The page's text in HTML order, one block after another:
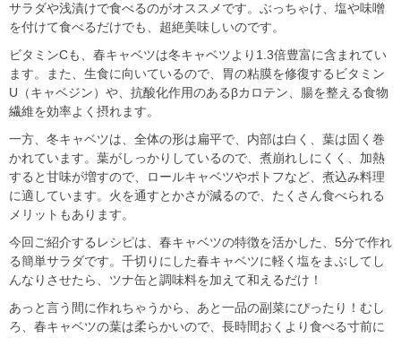
サラダや浅漬けで食べるのがオススメです。ぶっちゃけ、塩や味噌
を付けて食べるだけでも、超絶美味しいのです。
ビタミンCも、春キャベツは冬キャベツより1.3倍豊富に含まれてい
ます。また、生食に向いているので、胃の粘膜を修復するビタミン
U（キャベジン）や、抗酸化作用のあるβカロテン、腸を整える食物
繊維を効率よく摂れます。
一方、冬キャベツは、全体の形は扁平で、内部は白く、葉は固く巻
かれています。葉がしっかりしているので、煮崩れしにくく、加熱
すると甘味が増すので、ロールキャベツやポトフなど、煮込み料理
に適しています。火を通すとかさが減るので、たくさん食べられる
メリットもあります。
今回ご紹介するレシピは、春キャベツの特徴を活かした、5分で作れ
る簡単サラダです。千切りにした春キャベツに軽く塩をまぶしてし
んなりさせたら、ツナ缶と調味料を加えて和えるだけ！
あっと言う間に作れちゃうから、あと一品の副菜にぴったり！むし
ろ、春キャベツの葉は柔らかいので、長時間おくより食べる寸前に